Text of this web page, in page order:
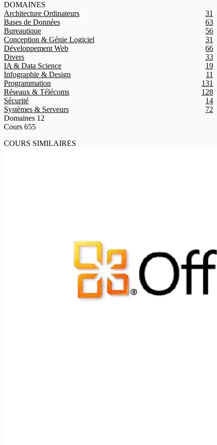
DOMAINES
Architecture Ordinateurs
31
Bases de Données
63
Bureautique
56
Conception & Génie Logiciel
31
Développement Web
66
Divers
33
IA & Data Science
19
Infographie & Design
11
Programmation
131
Réseaux & Télécoms
128
Sécurité
14
Systèmes & Serveurs
72
Domaines 12
Cours 655
COURS SIMILAIRES